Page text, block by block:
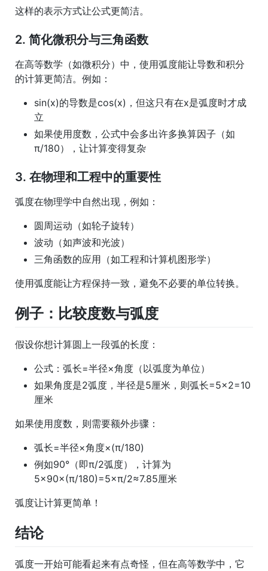
这样的表示方式让公式更简洁。
2. 简化微积分与三角函数
在高等数学（如微积分）中，使用弧度能让导数和积分
的计算更简洁。例如：
sin(x)的导数是cos(x)，但这只有在x是弧度时才成
立
如果使用度数，公式中会多出许多换算因子（如
π/180），让计算变得复杂
3. 在物理和工程中的重要性
弧度在物理学中自然出现，例如：
圆周运动（如轮子旋转）
波动（如声波和光波）
三角函数的应用（如工程和计算机图形学）
使用弧度能让方程保持一致，避免不必要的单位转换。
例子：比较度数与弧度
假设你想计算圆上一段弧的长度：
公式：弧长=半径×角度（以弧度为单位）
如果角度是2弧度，半径是5厘米，则弧长=5×2=10
厘米
如果使用度数，则需要额外步骤：
弧长=半径×角度×(π/180)
例如90°（即π/2弧度），计算为
5×90×(π/180)=5×π/2≈7.85厘米
弧度让计算更简单！
结论
弧度一开始可能看起来有点奇怪，但在高等数学中，它